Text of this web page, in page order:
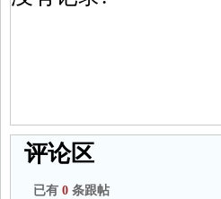
评论区
已有 0 条跟帖